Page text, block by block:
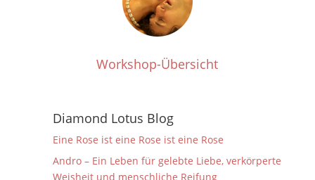
Workshop-Übersicht
Diamond Lotus Blog
Eine Rose ist eine Rose ist eine Rose
Andro – Ein Leben für gelebte Liebe, verkörperte
Weisheit und menschliche Reifung